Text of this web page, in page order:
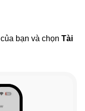
của bạn và chọn Tài